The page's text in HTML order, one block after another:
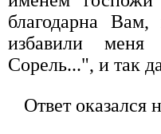
благодарна
избавили
Сорель...", и так
Ответ